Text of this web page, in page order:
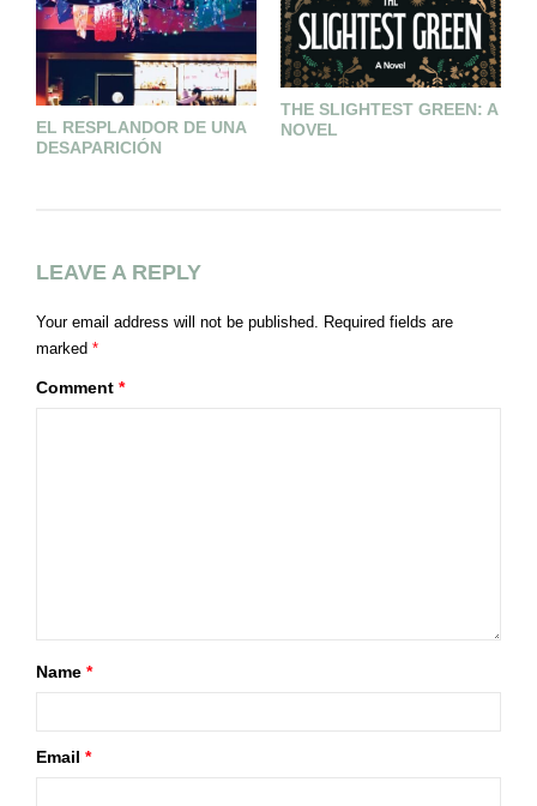
EL RESPLANDOR DE UNA
DESAPARICIÓN
THE SLIGHTEST GREEN: A
NOVEL
LEAVE A REPLY
Your email address will not be published.
Required fields are
marked *
Comment *
Name *
Email *